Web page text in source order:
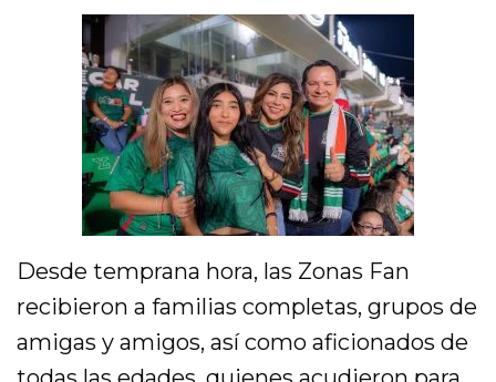
Desde temprana hora, las Zonas Fan
recibieron a familias completas, grupos de
amigas y amigos, así como aficionados de